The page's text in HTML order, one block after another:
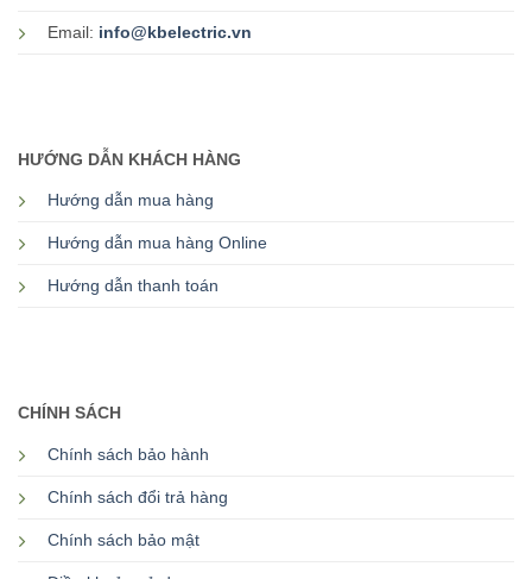
Email: info@kbelectric.vn
HƯỚNG DẪN KHÁCH HÀNG
Hướng dẫn mua hàng
Hướng dẫn mua hàng Online
Hướng dẫn thanh toán
CHÍNH SÁCH
Chính sách bảo hành
Chính sách đổi trả hàng
Chính sách bảo mật